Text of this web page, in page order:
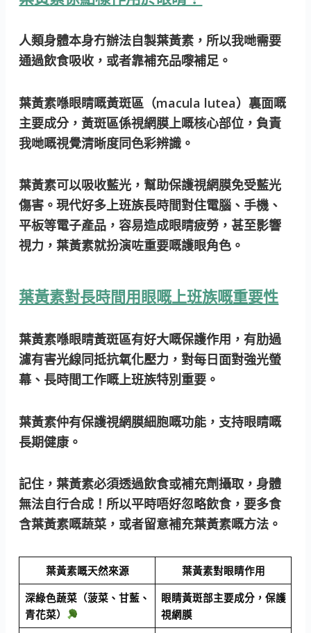
人類身體本身冇辦法自製葉黃素，所以我哋需要
通過飲食吸收，或者靠補充品嚟補足。
葉黃素喺眼睛嘅黃斑區（macula lutea）裏面嘅
主要成分，黃斑區係視網膜上嘅核心部位，負責
我哋嘅視覺清晰度同色彩辨識。
葉黃素可以吸收藍光，幫助保護視網膜免受藍光
傷害。現代好多上班族長時間對住電腦、手機、
平板等電子產品，容易造成眼睛疲勞，甚至影響
視力，葉黃素就扮演咗重要嘅護眼角色。
葉黃素對長時間用眼嘅上班族嘅重要性
葉黃素喺眼睛黃斑區有好大嘅保護作用，有肋過
濾有害光線同抵抗氧化壓力，對每日面對強光螢
幕、長時間工作嘅上班族特別重要。
葉黃素仲有保護視網膜細胞嘅功能，支持眼睛嘅
長期健康。
記住，葉黃素必須透過飲食或補充劑攝取，身體
無法自行合成！所以平時唔好忽略飲食，要多食
含葉黃素嘅蔬菜，或者留意補充葉黃素嘅方法。
葉黃素嘅天然來源
葉黃素對眼睛作用
深綠色蔬菜（菠菜、甘藍、
青花菜）
眼睛黃斑部主要成分，保護
視網膜